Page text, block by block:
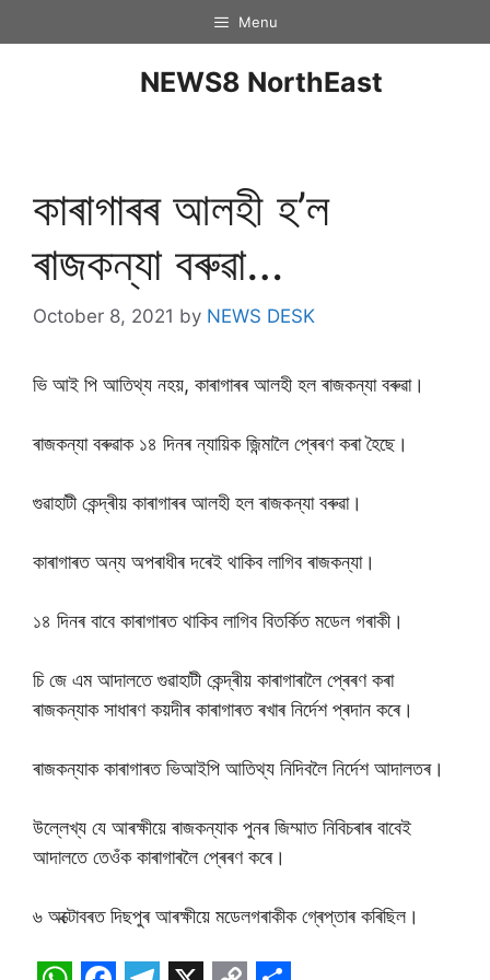
Menu
NEWS8 NorthEast
কাৰাগাৰৰ আলহী হ’ল
ৰাজকন্যা বৰুৱা…
October 8, 2021 by NEWS DESK
ভি আই পি আতিথ্য নহয়, কাৰাগাৰৰ আলহী হল ৰাজকন্যা বৰুৱা।
ৰাজকন্যা বৰুৱাক ১৪ দিনৰ ন্যায়িক জিন্মালৈ প্ৰেৰণ কৰা হৈছে।
গুৱাহাটী কেন্দ্ৰীয় কাৰাগাৰৰ আলহী হল ৰাজকন্যা বৰুৱা।
কাৰাগাৰত অন্য অপৰাধীৰ দৰেই থাকিব লাগিব ৰাজকন্যা।
১৪ দিনৰ বাবে কাৰাগাৰত থাকিব লাগিব বিতৰ্কিত মডেল গৰাকী।
চি জে এম আদালতে গুৱাহাটী কেন্দ্ৰীয় কাৰাগাৰালৈ প্ৰেৰণ কৰা
ৰাজকন্যাক সাধাৰণ কয়দীৰ কাৰাগাৰত ৰখাৰ নিৰ্দেশ প্ৰদান কৰে।
ৰাজকন্যাক কাৰাগাৰত ভিআইপি আতিথ্য নিদিবলৈ নিৰ্দেশ আদালতৰ।
উল্লেখ্য যে আৰক্ষীয়ে ৰাজকন্যাক পুনৰ জিম্মাত নিবিচৰাৰ বাবেই
আদালতে তেওঁক কাৰাগাৰলৈ প্ৰেৰণ কৰে।
৬ অক্টোবৰত দিছপুৰ আৰক্ষীয়ে মডেলগৰাকীক গ্ৰেপ্তাৰ কৰিছিল।